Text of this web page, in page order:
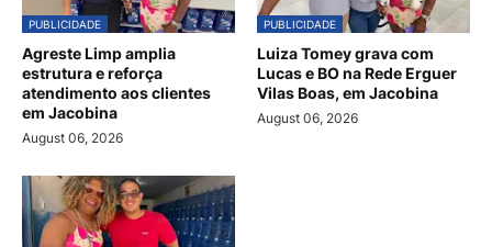
PUBLICIDADE
Agreste Limp amplia
estrutura e reforça
atendimento aos clientes
em Jacobina
August 06, 2026
PUBLICIDADE
Luiza Tomey grava com
Lucas e BO na Rede Erguer
Vilas Boas, em Jacobina
August 06, 2026